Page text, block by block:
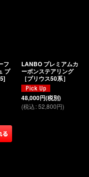
フ
プ
]
LANBO プレミアムカ
ーボンステアリング
［プリウス50系］
48,000円(税別)
(税込:52,800円)